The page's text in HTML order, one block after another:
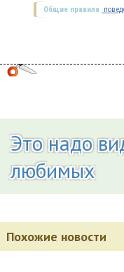
Общие правила
Это надо
любимых
Похожие новости